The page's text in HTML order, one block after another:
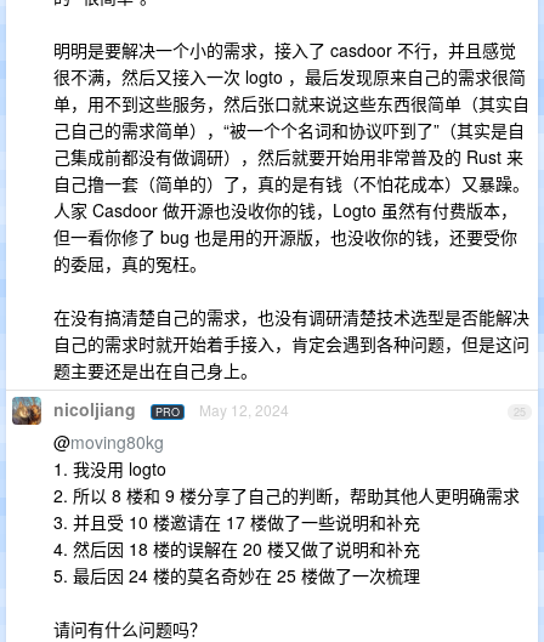
明明是要解决一个小的需求，接入了 casdoor 不行，并且感觉
很不满，然后又接入一次 logto ，最后发现原来自己的需求很简
单，用不到这些服务，然后张口就来说这些东西很简单（其实自
己自己的需求简单），“被一个个名词和协议吓到了”（其实是自
己集成前都没有做调研），然后就要开始用非常普及的 Rust 来
自己撸一套（简单的）了，真的是有钱（不怕花成本）又暴躁。
人家 Casdoor 做开源也没收你的钱，Logto 虽然有付费版本，
但一看你修了 bug 也是用的开源版，也没收你的钱，还要受你
的委屈，真的冤枉。
在没有搞清楚自己的需求，也没有调研清楚技术选型是否能解决
自己的需求时就开始着手接入，肯定会遇到各种问题，但是这问
题主要还是出在自己身上。
25
nicoljiang PRO May 12, 2024
@moving80kg
1. 我没用 logto
2. 所以 8 楼和 9 楼分享了自己的判断，帮助其他人更明确需求
3. 并且受 10 楼邀请在 17 楼做了一些说明和补充
4. 然后因 18 楼的误解在 20 楼又做了说明和补充
5. 最后因 24 楼的莫名奇妙在 25 楼做了一次梳理
请问有什么问题吗？